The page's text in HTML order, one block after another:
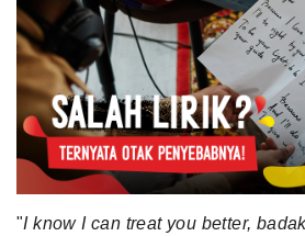
MLDPODCAST
VIDEOS
MLDPOINTS
SEARCH
"I know I can treat you better,